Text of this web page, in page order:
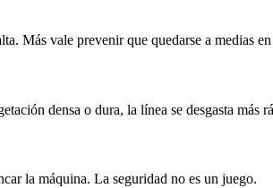
Más vale prevenir que quedarse a medias
densa o dura, la línea se desgasta más
la máquina. La seguridad no es un juego.